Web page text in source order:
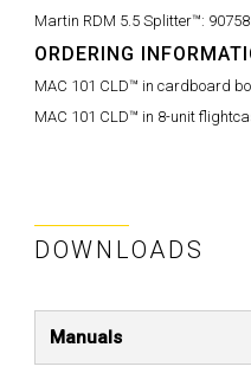
Martin RDM 5.5 Splitter™:
ORDERING
MAC 101 CLD™ in cardboard
MAC 101 CLD™ in 8-unit
DOWNLOADS
Manuals